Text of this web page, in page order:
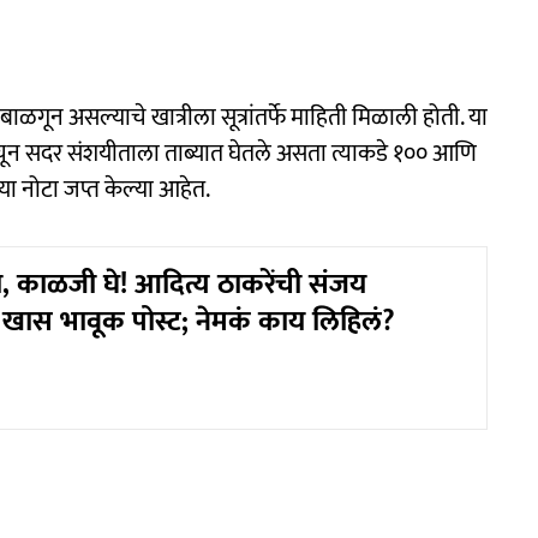
असल्याचे खात्रीला सूत्रांतर्फे माहिती मिळाली होती. या
सदर संशयीताला ताब्यात घेतले असता त्याकडे १०० आणि
नोटा जप्त केल्या आहेत.
घे! आदित्य ठाकरेंची संजय
खास भावूक पोस्ट; नेमकं काय लिहिलं?